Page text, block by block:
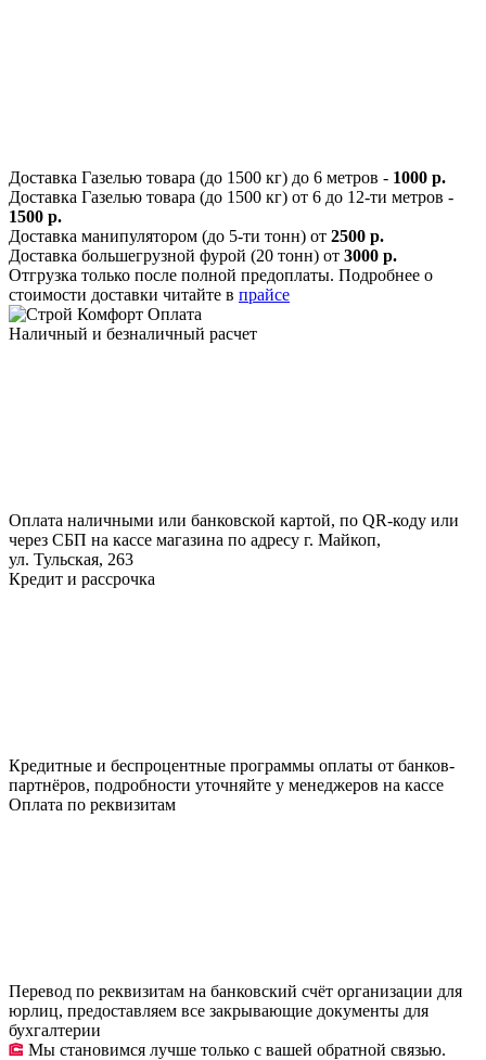
Доставка Газелью товара (до 1500 кг) до 6 метров - 1000 р.
Доставка Газелью товара (до 1500 кг) от 6 до 12-ти метров -
1500 р.
Доставка манипулятором (до 5-ти тонн) от 2500 р.
Доставка большегрузной фурой (20 тонн) от 3000 р.
Отгрузка только после полной предоплаты. Подробнее о
стоимости доставки читайте в прайсе
Оплата
Наличный и безналичный расчет
Оплата наличными или банковской картой, по QR-коду или
через СБП на кассе магазина по адресу г. Майкоп,
ул. Тульская, 263
Кредит и рассрочка
Кредитные и беспроцентные программы оплаты от банков-
партнёров, подробности уточняйте у менеджеров на кассе
Оплата по реквизитам
Перевод по реквизитам на банковский счёт организации для
юрлиц, предоставляем все закрывающие документы для
бухгалтерии
Мы становимся лучше только с вашей обратной связью.